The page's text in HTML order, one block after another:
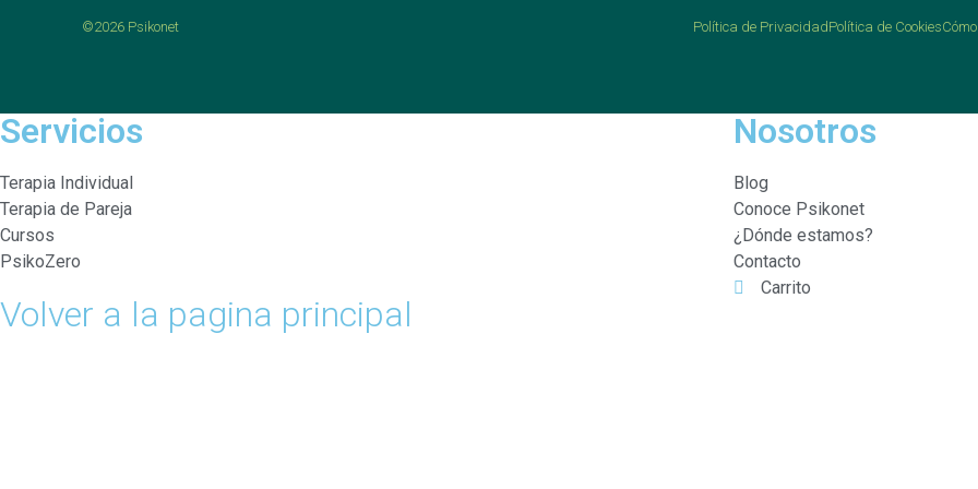
©2026 Psikonet Política de PrivacidadPolítica de Cookies
Servicios
Terapia Individual
Terapia de Pareja
Cursos
PsikoZero
Volver a la pagina principal
Nosotros
Blog
Conoce Psikonet
¿Dónde estamos?
Contacto
Carrito